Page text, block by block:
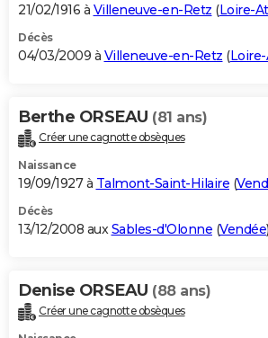
21/02/1916 à Villeneuve-en-Retz (Loire-
Décès
04/03/2009 à Villeneuve-en-Retz (
Berthe ORSEAU (81 ans)
Créer une cagnotte obsèques
Naissance
19/09/1927 à Talmont-Saint-Hilaire (
Décès
13/12/2008 auxSables-d'Olonne (Vendée)
Denise ORSEAU (88 ans)
Créer une cagnotte obsèques